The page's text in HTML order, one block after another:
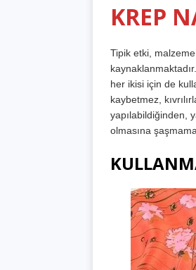
KREP
Tipik etki,
her ikisi için de
kaybetmez,
yapılabildiğinden,
olmasına